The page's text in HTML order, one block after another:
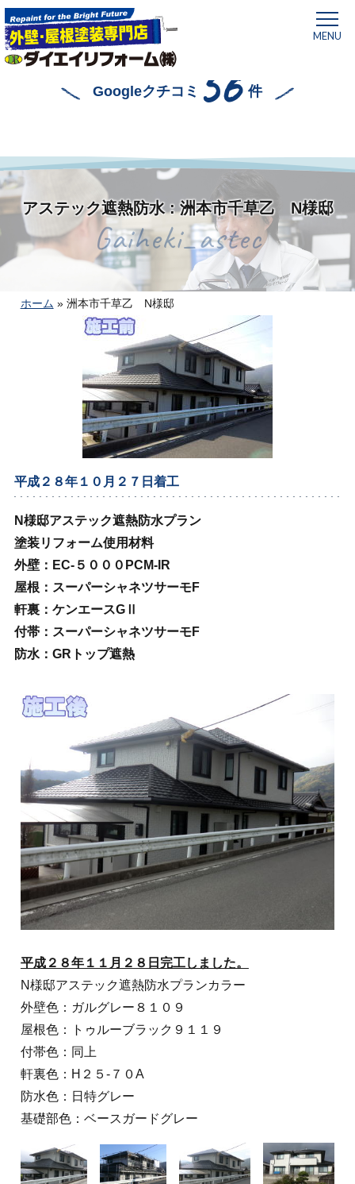
MENU
Googleクチコミ 56 件
ホーム » 洲本市千草乙 N様邸
アステック遮熱防水 : 洲本市千草乙 N様邸
Gaiheki_astec
平成２８年１０月２７日着工
N様邸アステック遮熱防水プラン
塗装リフォーム使用材料
外壁：EC-５０００PCM-IR
屋根：スーパーシャネツサーモF
軒裏：ケンエースGⅡ
付帯：スーパーシャネツサーモF
防水：GRトップ遮熱
平成２８年１１月２８日完工しました。
N様邸アステック遮熱防水プランカラー
外壁色：ガルグレー８１０９
屋根色：トゥルーブラック９１１９
付帯色：同上
軒裏色：H２５-７０A
防水色：日特グレー
基礎部色：ベースガードグレー